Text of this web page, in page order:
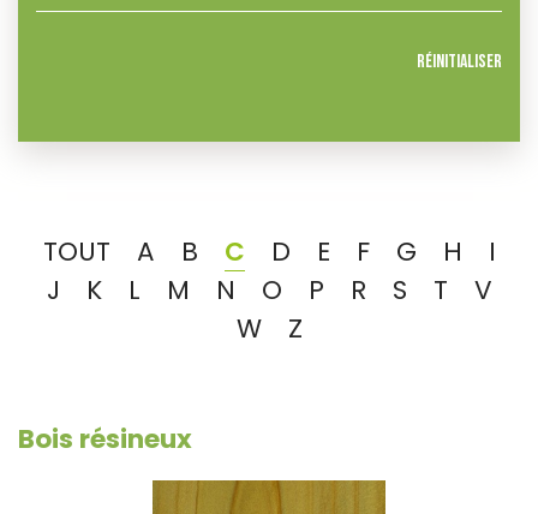
Réinitialiser
TOUT A B C D E F G H
I
J
K L M N O P R S T
V
W
Z
Bois résineux